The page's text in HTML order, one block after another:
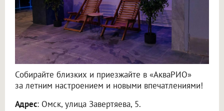
Собирайте близких и приезжайте в «АкваРИО»
за летним настроением и новыми впечатлениями!
Адрес: Омск, улица Завертяева, 5.